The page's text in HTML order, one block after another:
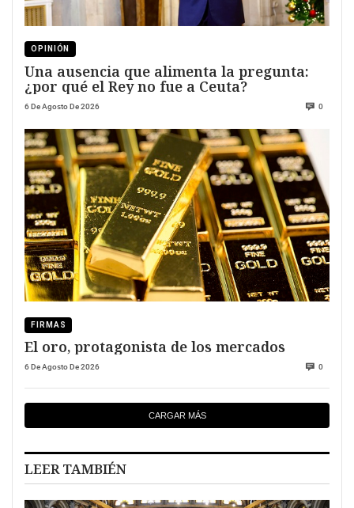
OPINIÓN
Una ausencia que alimenta la pregunta:
¿por qué el Rey no fue a Ceuta?
6 De Agosto De 2026 0
FIRMAS
El oro, protagonista de los mercados
6 De Agosto De 2026 0
CARGAR MÁS
LEER TAMBIÉN